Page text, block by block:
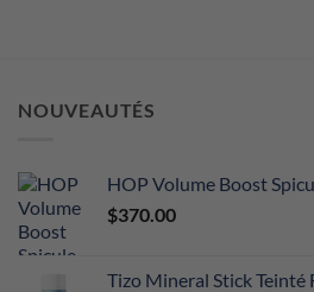
NOUVEAUTÉS
HOP Volume Boost
$370.00
Tizo Mineral Stick Teinté